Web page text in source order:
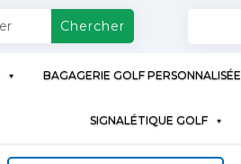
BAGAGERIE GOLF PERSONNALISÉE
SIGNALÉTIQUE GOLF